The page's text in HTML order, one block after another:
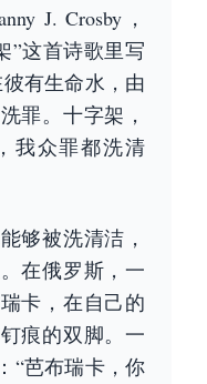
J. Crosby，
”这首诗歌里写
有生命水，由
罪。十字架，
我众罪都洗清
够被洗清洁，
在俄罗斯，一
卡，在自己的
痕的双脚。一
“芭布瑞卡，你